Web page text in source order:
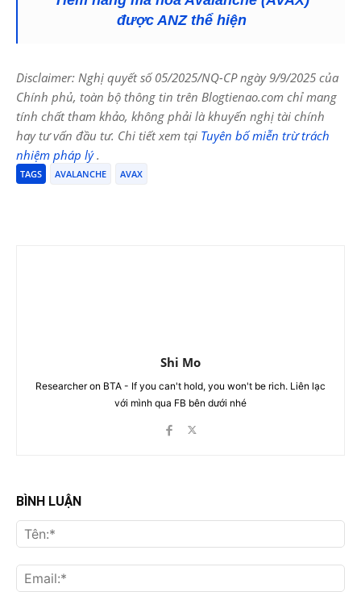
được ANZ thể hiện
Disclaimer: Nghị quyết số 05/2025/NQ-CP ngày 9/9/2025 của
Chính phủ, toàn bộ thông tin trên Blogtienao.com chỉ mang
tính chất tham khảo, không phải là khuyến nghị tài chính
hay tư vấn đầu tư. Chi tiết xem tại Tuyên bố miễn trừ trách
nhiệm pháp lý.
TAGS AVALANCHE AVAX
Shi Mo
Researcher on BTA - If you can't hold, you won't be rich. Liên lạc
với mình qua FB bên dưới nhé
BÌNH LUẬN